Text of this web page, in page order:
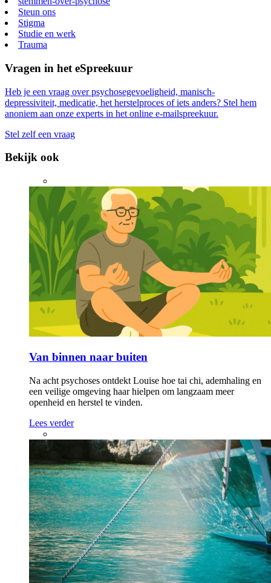
Steun ons
Stigma
Studie en werk
Trauma
Vragen in het eSpreekuur
Heb je een vraag over psychosegevoeligheid, manisch-
depressiviteit, medicatie, het herstelproces of iets anders? Stel hem
anoniem aan onze experts in het online e-mailspreekuur.
Stel zelf een vraag
Bekijk ook
Van binnen naar buiten
Na acht psychoses ontdekt Louise hoe tai chi, ademhaling en
een veilige omgeving haar hielpen om langzaam meer
openheid en herstel te vinden.
Lees verder